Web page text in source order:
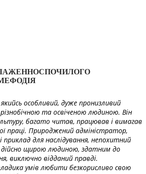
особливий, дуже пронизливий
та освіченою людиною. Він
багато читав, працював і вимагав
праці. Природжений адміністратор,
для наслідування, непохитний
щирою людиною, здатним до
виключно відданий правді.
умів любити безкорисливо свою